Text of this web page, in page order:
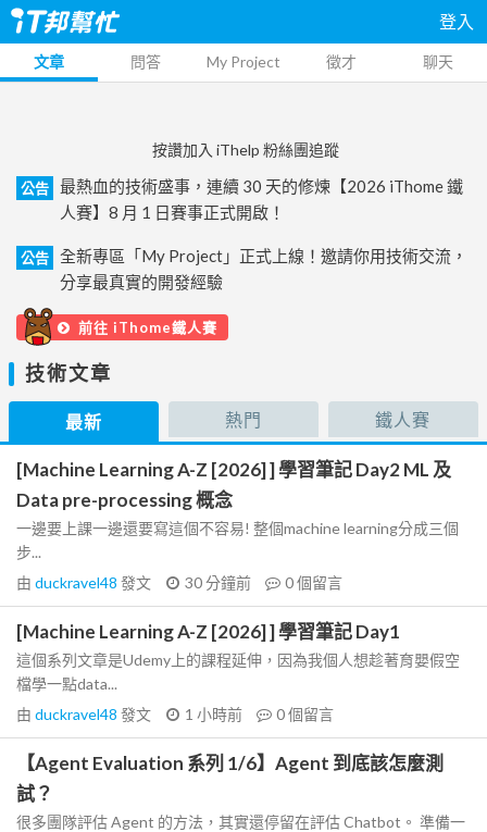
登入
文章 問答 My Project 徵才 聊天
按讚加入 iThelp 粉絲團追蹤
公告
最熱血的技術盛事，連續 30 天的修煉【2026 iThome 鐵
人賽】8 月 1 日賽事正式開啟！
公告
全新專區「My Project」正式上線！邀請你用技術交流，
分享最真實的開發經驗
前往 iThome鐵人賽
技術文章
最新 熱門 鐵人賽
[Machine Learning A-Z [2026] ] 學習筆記 Day2 ML 及
Data pre-processing 概念
一邊要上課一邊還要寫這個不容易! 整個machine learning分成三個
步...
由 duckravel48 發文 30 分鐘前 0個留言
[Machine Learning A-Z [2026] ] 學習筆記 Day1
這個系列文章是Udemy上的課程延伸，因為我個人想趁著育嬰假空
檔學一點data...
由 duckravel48 發文 1 小時前 0個留言
【Agent Evaluation 系列 1/6】Agent 到底該怎麼測
試？
很多團隊評估 Agent 的方法，其實還停留在評估 Chatbot。 準備一